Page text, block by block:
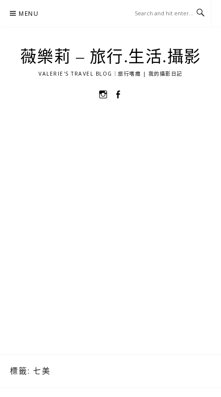
MENU
薇樂莉 – 旅行.生活.攝影
VALERIE'S TRAVEL BLOG｜旅行嗜癮 | 我的攝影日記
選
標籤: 七美